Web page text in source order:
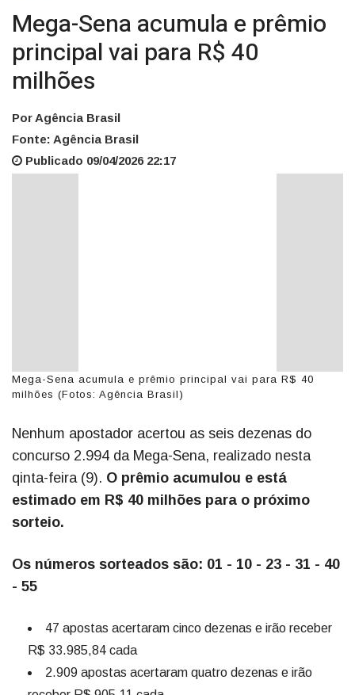
Mega-Sena acumula e prêmio
principal vai para R$ 40
milhões
Por Agência Brasil
Fonte: Agência Brasil
Publicado 09/04/2026 22:17
Mega-Sena acumula e prêmio principal vai para R$ 40
milhões (Fotos: Agência Brasil)
Nenhum apostador acertou as seis dezenas do
concurso 2.994 da Mega-Sena, realizado nesta
qinta-feira (9). O prêmio acumulou e está
estimado em R$ 40 milhões para o próximo
sorteio.
Os números sorteados são: 01 - 10 - 23 - 31 - 40
- 55
47 apostas acertaram cinco dezenas e irão receber
R$ 33.985,84 cada
2.909 apostas acertaram quatro dezenas e irão